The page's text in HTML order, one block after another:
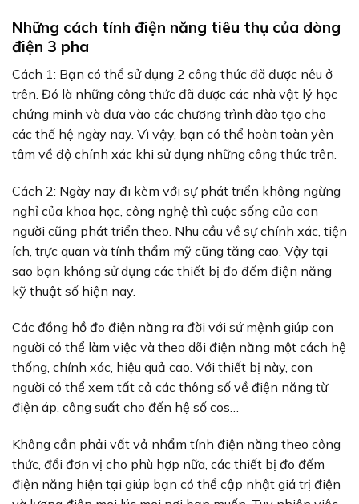
Những cách tính điện năng tiêu thụ của dòng
điện 3 pha
Cách 1: Bạn có thể sử dụng 2 công thức đã được nêu ở
trên. Đó là những công thức đã được các nhà vật lý học
chứng minh và đưa vào các chương trình đào tạo cho
các thế hệ ngày nay. Vì vậy, bạn có thể hoàn toàn yên
tâm về độ chính xác khi sử dụng những công thức trên.
Cách 2: Ngày nay đi kèm với sự phát triển không ngừng
nghỉ của khoa học, công nghệ thì cuộc sống của con
người cũng phát triển theo. Nhu cầu về sự chính xác, tiện
ích, trực quan và tính thẩm mỹ cũng tăng cao. Vậy tại
sao bạn không sử dụng các thiết bị đo đếm điện năng
kỹ thuật số hiện nay.
Các đồng hồ đo điện năng ra đời với sứ mệnh giúp con
người có thể làm việc và theo dõi điện năng một cách hệ
thống, chính xác, hiệu quả cao. Với thiết bị này, con
người có thể xem tất cả các thông số về điện năng từ
điện áp, công suất cho đến hệ số cos…
Không cần phải vất vả nhẩm tính điện năng theo công
thức, đổi đơn vị cho phù hợp nữa, các thiết bị đo đếm
điện năng hiện tại giúp bạn có thể cập nhật giá trị điện